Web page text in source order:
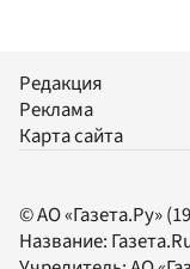
Редакция
Реклама
Карта сайта
© АО «Газета.Ру»
Название: